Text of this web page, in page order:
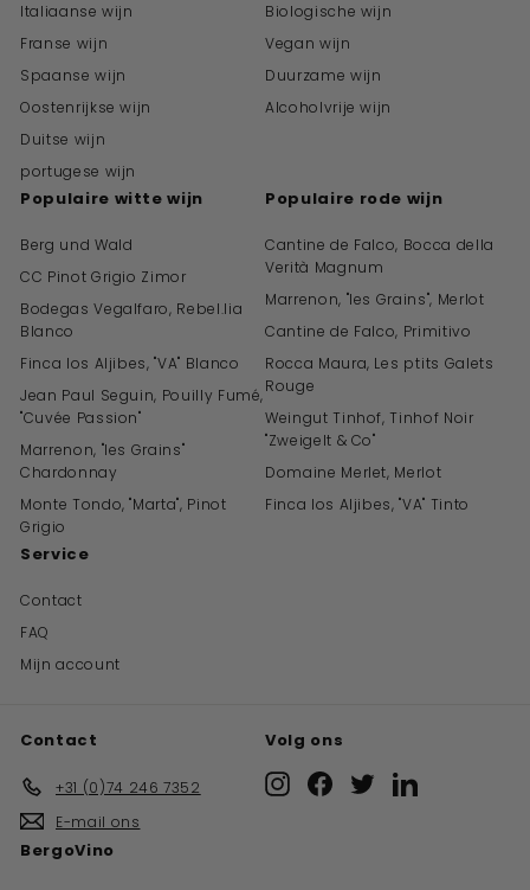
Italiaanse wijn
Franse wijn
Spaanse wijn
Oostenrijkse wijn
Duitse wijn
portugese wijn
Biologische wijn
Vegan wijn
Duurzame wijn
Alcoholvrije wijn
Populaire witte wijn
Berg und Wald
CC Pinot Grigio Zimor
Bodegas Vegalfaro, Rebel.lia
Blanco
Finca los Aljibes, "VA" Blanco
Jean Paul Seguin, Pouilly Fumé,
"Cuvée Passion"
Marrenon, "les Grains"
Chardonnay
Monte Tondo, "Marta", Pinot
Grigio
Populaire rode wijn
Cantine de Falco, Bocca della
Verità Magnum
Marrenon, "les Grains", Merlot
Cantine de Falco, Primitivo
Rocca Maura, Les ptits Galets
Rouge
Weingut Tinhof, Tinhof Noir
"Zweigelt & Co"
Domaine Merlet, Merlot
Finca los Aljibes, "VA" Tinto
Service
Contact
FAQ
Mijn account
Contact
+31 (0)74 246 7352
E-mail ons
Volg ons
InstagramFacebook
Twitter
BergoVino